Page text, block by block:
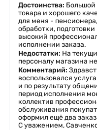
Достоинства: Большой
товара и хорошего
для меня -
обработки,
высокий
исполнении заказа.
Недостатки: На
персоналу магазина
Комментарий:
воспользовался
и по результату
период исполнения
коллектив
обслуживания
оформил ещё два
С уважением,